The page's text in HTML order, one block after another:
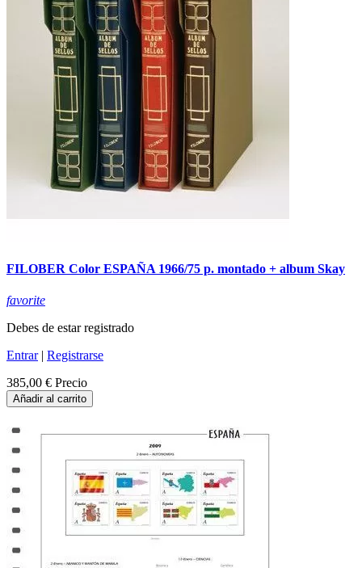
FILOBER Color ESPAÑA 1966/75 p. montado + album Skay
favorite
Debes de estar registrado
Entrar| Registrarse
385,00 € Precio
Añadir al carrito